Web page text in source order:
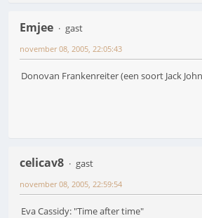
Emjee
gast
november 08, 2005, 22:05:43
Donovan Frankenreiter (een soort Jack
celicav8
gast
november 08, 2005, 22:59:54
Eva Cassidy: "Time after time"